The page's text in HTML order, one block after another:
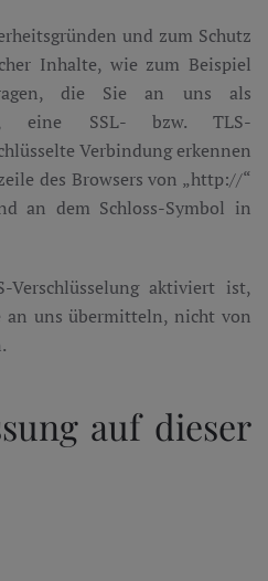
und zum Schutz
Inhalte, wie zum Beispiel
die Sie an uns als
eine SSL- bzw. TLS-
Verbindung erkennen
des Browsers von „http://“
an dem Schloss-Symbol in
Verschlüsselung aktiviert ist,
an uns übermitteln, nicht von
auf dieser